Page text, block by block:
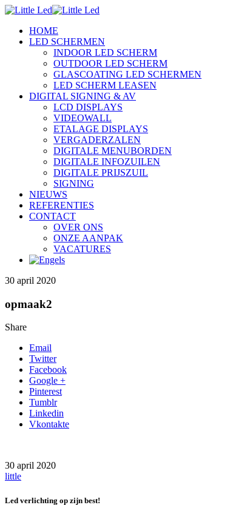
HOME
LED SCHERMEN
INDOOR LED SCHERM
OUTDOOR LED SCHERM
GLASCOATING LED SCHERMEN
LED SCHERM LEASEN
DIGITAL SIGNING & AV
LCD DISPLAYS
VIDEOWALL
ETALAGE DISPLAYS
VERGADERZALEN
DIGITALE MENUBORDEN
DIGITALE INFOZUILEN
DIGITALE PRIJSZUIL
SIGNING
NIEUWS
REFERENTIES
CONTACT
OVER ONS
ONZE AANPAK
VACATURES
30 april 2020
opmaak2
Share
Email
Twitter
Facebook
Google +
Pinterest
Tumblr
Linkedin
Vkontakte
30 april 2020
little
Led verlichting op zijn best!